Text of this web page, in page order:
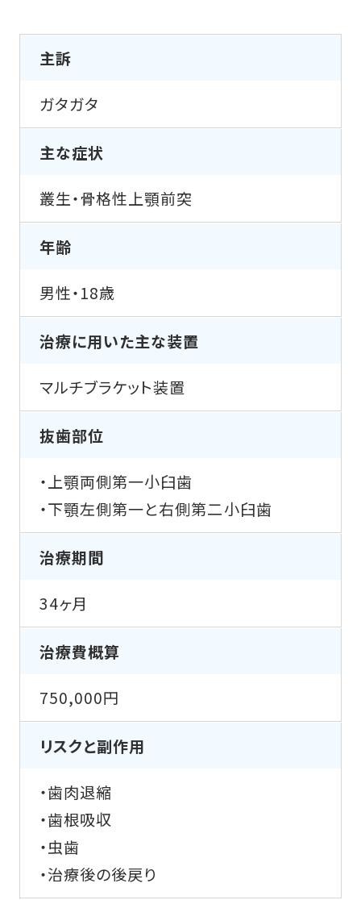
主訴
ガタガタ
主な症状
叢生・骨格性上顎前突
年齢
男性・18歳
治療に用いた主な装置
マルチブラケット装置
抜歯部位
・上顎両側第一小臼歯
・下顎左側第一と右側第二小臼歯
治療期間
34ヶ月
治療費概算
750,000円
リスクと副作用
・歯肉退縮
・歯根吸収
・虫歯
・治療後の後戻り